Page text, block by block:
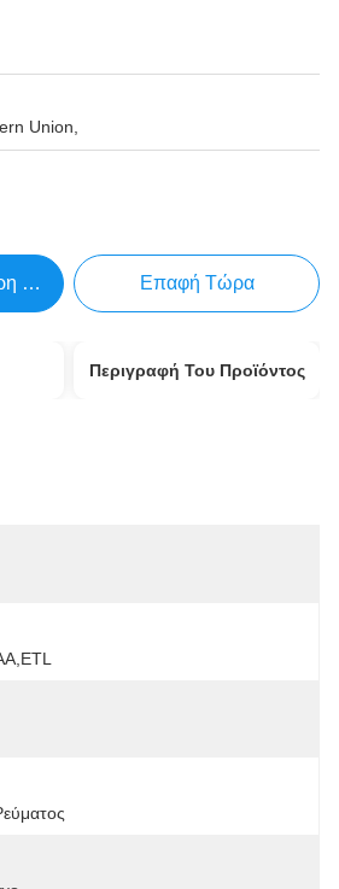
Union,
Τιμή Επαφή Τώρα
Περιγραφή Του Προϊόντος